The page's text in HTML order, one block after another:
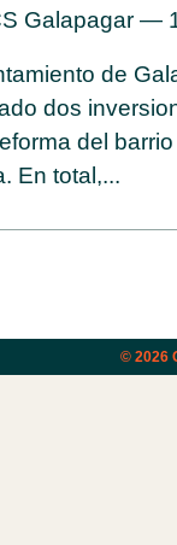
Galapagar —
de
dos
del
En total,...
© 2026